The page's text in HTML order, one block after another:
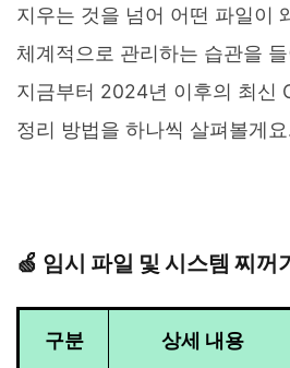
지우는 것을 넘어 어떤 파일이
체계적으로 관리하는 습관을
지금부터 2024년 이후의 최신
정리 방법을 하나씩 살펴볼게
🍏 임시 파일 및 시스템 찌꺼
구분 상세 내용